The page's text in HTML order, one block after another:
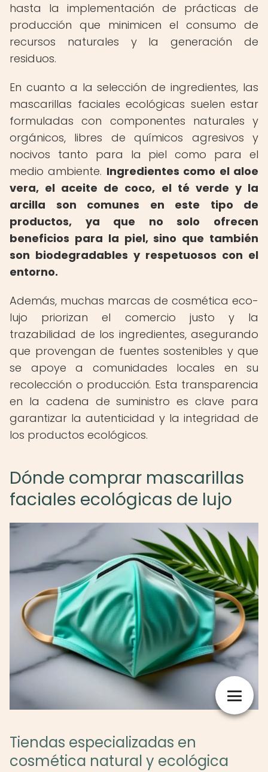
hasta la implementación de prácticas de
producción que minimicen el consumo de
recursos naturales y la generación de
residuos.
En cuanto a la selección de ingredientes, las
mascarillas faciales ecológicas suelen estar
formuladas con componentes naturales y
orgánicos, libres de químicos agresivos y
nocivos tanto para la piel como para el
medio ambiente. Ingredientes como el aloe
vera, el aceite de coco, el té verde y la
arcilla son comunes en este tipo de
productos, ya que no solo ofrecen
beneficios para la piel, sino que también
son biodegradables y respetuosos con el
entorno.
Además, muchas marcas de cosmética eco-
lujo priorizan el comercio justo y la
trazabilidad de los ingredientes, asegurando
que provengan de fuentes sostenibles y que
se apoye a comunidades locales en su
recolección o producción. Esta transparencia
en la cadena de suministro es clave para
garantizar la autenticidad y la integridad de
los productos ecológicos.
Dónde comprar mascarillas
faciales ecológicas de lujo
Tiendas especializadas en
cosmética natural y ecológica